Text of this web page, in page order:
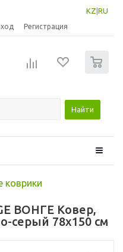
KZ RU
Регистрация
Найти
коврики
ВОНГЕ Ковер,
серый 78x150 см